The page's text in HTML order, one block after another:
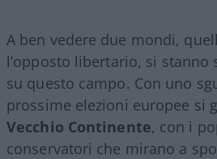
A ben vedere due mondi,
l’opposto libertario, si
su questo campo. Con uno
prossime elezioni europee si
Vecchio Continente, con i
conservatori che mirano a